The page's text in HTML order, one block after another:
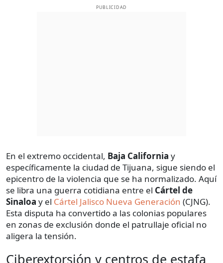
PUBLICIDAD
En el extremo occidental, Baja California y
específicamente la ciudad de Tijuana, sigue siendo el
epicentro de la violencia que se ha normalizado. Aquí
se libra una guerra cotidiana entre el Cártel de
Sinaloa y el Cártel Jalisco Nueva Generación (CJNG).
Esta disputa ha convertido a las colonias populares
en zonas de exclusión donde el patrullaje oficial no
aligera la tensión.
Ciberextorsión y centros de estafa